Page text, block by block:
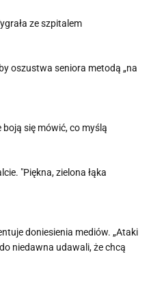
ze szpitalem
oszustwa seniora metodą „na
się mówić, co myślą
"Piękna, zielona łąka
doniesienia mediów. „Ataki
niedawna udawali, że chcą